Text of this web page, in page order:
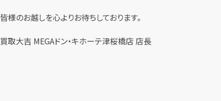
皆様のお越しを心よりお待ちしております。
買取大吉 MEGAドン・キホーテ津桜橋店 店長